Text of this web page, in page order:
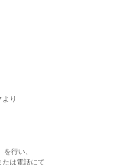
り
行い、
は電話にて